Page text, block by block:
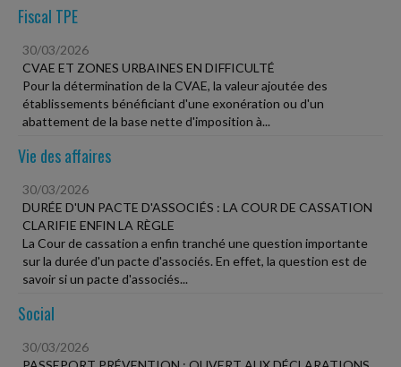
Fiscal TPE
30/03/2026
CVAE ET ZONES URBAINES EN DIFFICULTÉ
Pour la détermination de la CVAE, la valeur ajoutée des
établissements bénéficiant d'une exonération ou d'un
abattement de la base nette d'imposition à...
Vie des affaires
30/03/2026
DURÉE D'UN PACTE D'ASSOCIÉS : LA COUR DE CASSATION
CLARIFIE ENFIN LA RÈGLE
La Cour de cassation a enfin tranché une question importante
sur la durée d'un pacte d'associés. En effet, la question est de
savoir si un pacte d'associés...
Social
30/03/2026